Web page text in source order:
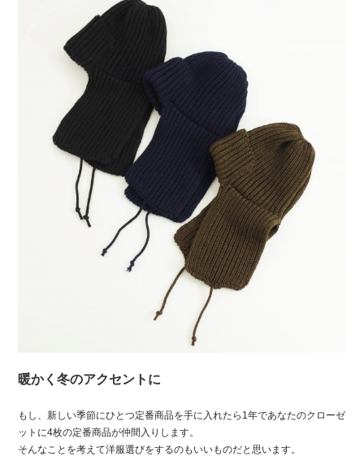
暖かく冬のアクセントに
もし、新しい季節にひとつ定番商品を手に入れたら1年であなたのクローゼ
ットに4枚の定番商品が仲間入りします。
そんなことを考えて洋服選びをするのもいいものだと思います。